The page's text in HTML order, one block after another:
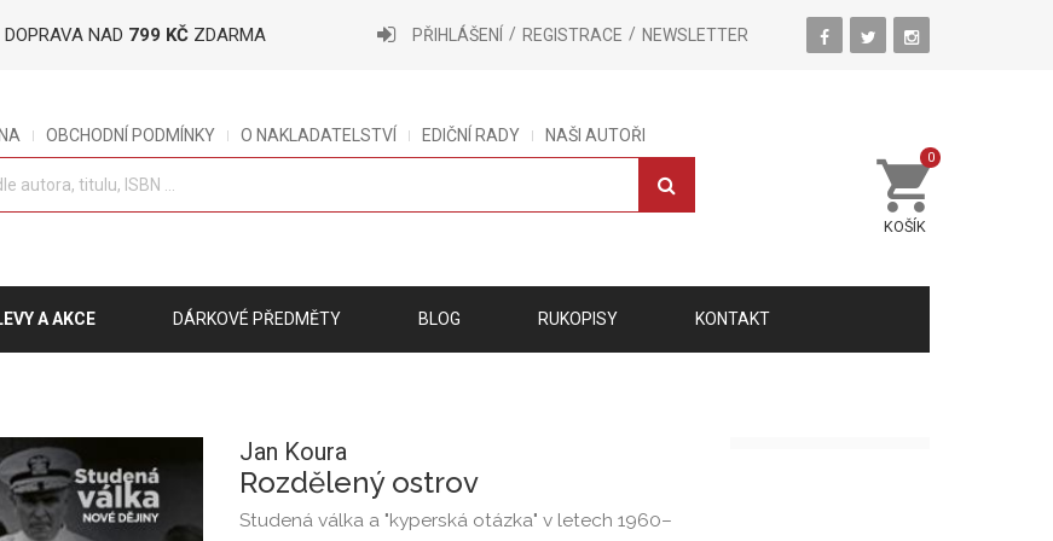
DOPRAVA NAD 799 KČ ZDARMA PŘIHLÁŠENÍ REGISTRACE NEWSLETTER
OBCHODNÍ PODMÍNKY O NAKLADATELSTVÍ EDIČNÍ RADY NAŠI AUTOŘI
KOŠÍK
0
A AKCE DÁRKOVÉ PŘEDMĚTY BLOG RUKOPISY KONTAKT
Jan Koura
Rozdělený ostrov
Studená válka a "kyperská otázka" v letech 1960–